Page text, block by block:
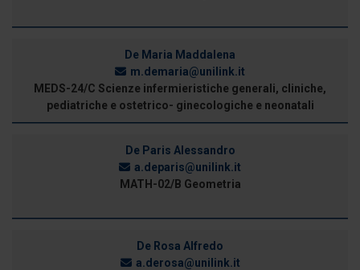
De Maria Maddalena
m.demaria@unilink.it
MEDS-24/C Scienze infermieristiche generali, cliniche,
pediatriche e ostetrico- ginecologiche e neonatali
De Paris Alessandro
a.deparis@unilink.it
MATH-02/B Geometria
De Rosa Alfredo
a.derosa@unilink.it